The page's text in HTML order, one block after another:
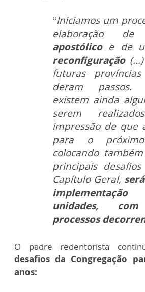
“Iniciamos um
elaboração
apostólicoe de
reconfiguração(...)
futuras
deram passos.
existem ainda
serem
impressão de que
para o
colocando
principais
Capítulo Geral,
unidades,
processos
O padre redentorista
desafios da Congregação
anos: